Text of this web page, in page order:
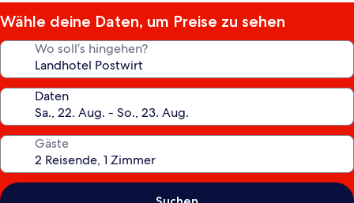
Wähle deine Daten, um Preise zu sehen
Wo soll’s hingehen?
Daten
Gäste